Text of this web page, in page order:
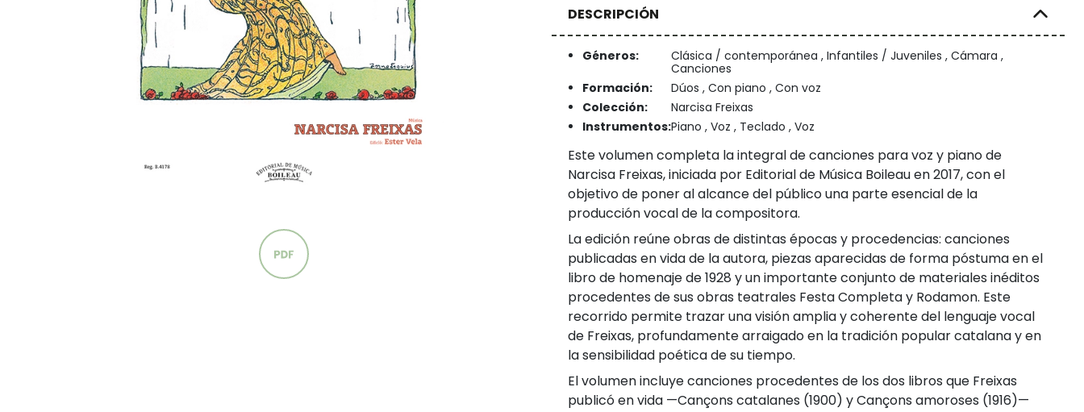
DESCRIPCIÓN
Géneros:
Clásica / contemporánea , Infantiles / Juveniles , Cámara ,
Canciones
Formación:
Dúos , Con piano , Con voz
Colección:
Narcisa Freixas
Instrumentos:Piano , Voz , Teclado , Voz
Este volumen completa la integral de canciones para voz y piano de
Narcisa Freixas, iniciada por Editorial de Música Boileau en 2017, con el
objetivo de poner al alcance del público una parte esencial de la
producción vocal de la compositora.
La edición reúne obras de distintas épocas y procedencias: canciones
publicadas en vida de la autora, piezas aparecidas de forma póstuma en el
libro de homenaje de 1928 y un importante conjunto de materiales inéditos
procedentes de sus obras teatrales Festa Completa y Rodamon. Este
recorrido permite trazar una visión amplia y coherente del lenguaje vocal
de Freixas, profundamente arraigado en la tradición popular catalana y en
la sensibilidad poética de su tiempo.
El volumen incluye canciones procedentes de los dos libros que Freixas
publicó en vida —Cançons catalanes (1900) y Cançons amoroses (1916)—